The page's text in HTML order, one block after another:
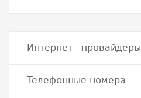
Интернет провайдеры
Телефонные номера